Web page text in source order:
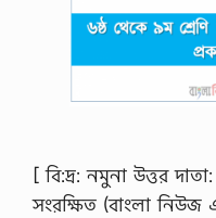
[ বি:দ্র: নমুনা উত্তর
সংরক্ষিত (বাংলা নিউজ